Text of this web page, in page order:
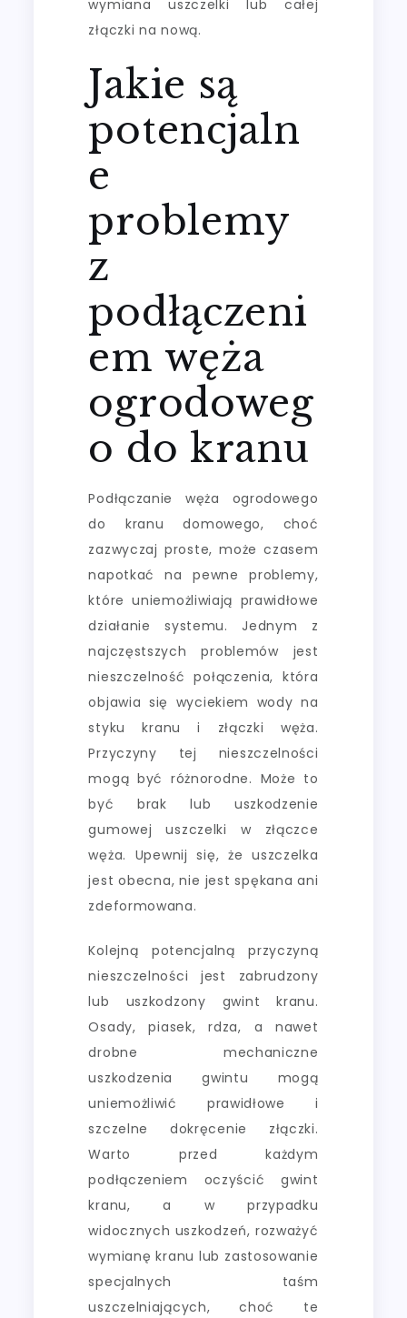
wymiana uszczelki lub całej
złączki na nową.
Jakie są
potencjaln
e
problemy
z
podłączeni
em węża
ogrodoweg
o do kranu
Podłączanie węża ogrodowego
do kranu domowego, choć
zazwyczaj proste, może czasem
napotkać na pewne problemy,
które uniemożliwiają prawidłowe
działanie systemu. Jednym z
najczęstszych problemów jest
nieszczelność połączenia, która
objawia się wyciekiem wody na
styku kranu i złączki węża.
Przyczyny tej nieszczelności
mogą być różnorodne. Może to
być brak lub uszkodzenie
gumowej uszczelki w złączce
węża. Upewnij się, że uszczelka
jest obecna, nie jest spękana ani
zdeformowana.
Kolejną potencjalną przyczyną
nieszczelności jest zabrudzony
lub uszkodzony gwint kranu.
Osady, piasek, rdza, a nawet
drobne mechaniczne
uszkodzenia gwintu mogą
uniemożliwić prawidłowe i
szczelne dokręcenie złączki.
Warto przed każdym
podłączeniem oczyścić gwint
kranu, a w przypadku
widocznych uszkodzeń, rozważyć
wymianę kranu lub zastosowanie
specjalnych taśm
uszczelniających, choć te